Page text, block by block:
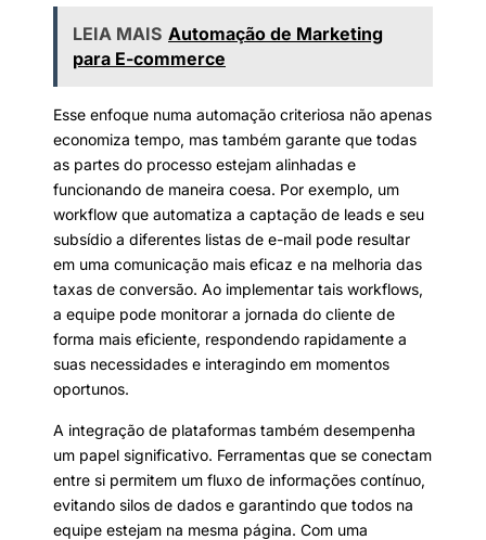
LEIA MAIS Automação de Marketing
para E-commerce
Esse enfoque numa automação criteriosa não apenas
economiza tempo, mas também garante que todas
as partes do processo estejam alinhadas e
funcionando de maneira coesa. Por exemplo, um
workflow que automatiza a captação de leads e seu
subsídio a diferentes listas de e-mail pode resultar
em uma comunicação mais eficaz e na melhoria das
taxas de conversão. Ao implementar tais workflows,
a equipe pode monitorar a jornada do cliente de
forma mais eficiente, respondendo rapidamente a
suas necessidades e interagindo em momentos
oportunos.
A integração de plataformas também desempenha
um papel significativo. Ferramentas que se conectam
entre si permitem um fluxo de informações contínuo,
evitando silos de dados e garantindo que todos na
equipe estejam na mesma página. Com uma